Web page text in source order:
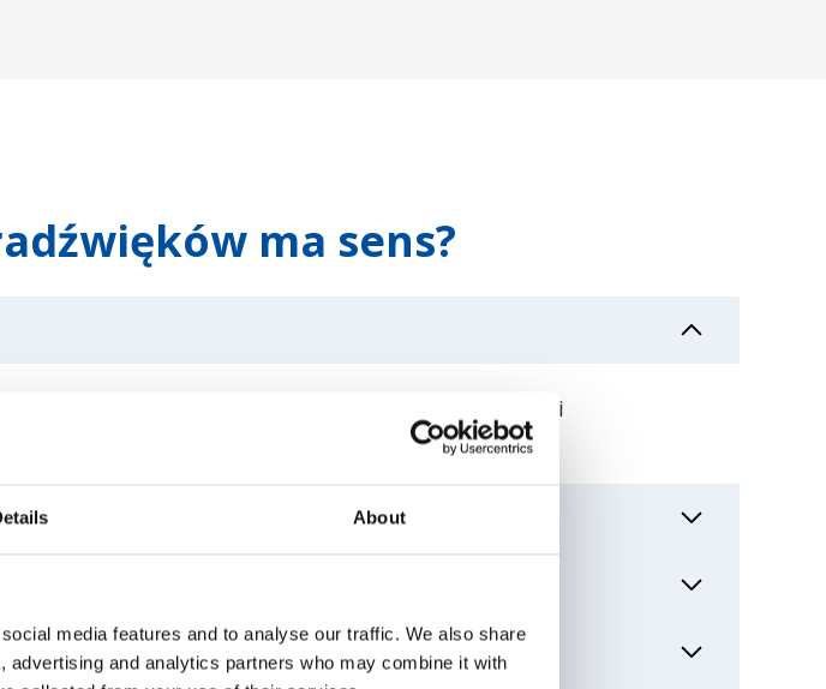
About
media features and to analyse our traffic. We also share
and analytics partners who may combine it with
ma sens?
korzystają z umów wynajmu, unikając kosztów i
wypożyczony sprzęt utrzymuje usługi diagnostyczne bez
modeli ultradźwiękowych w rzeczywistych środowiskach